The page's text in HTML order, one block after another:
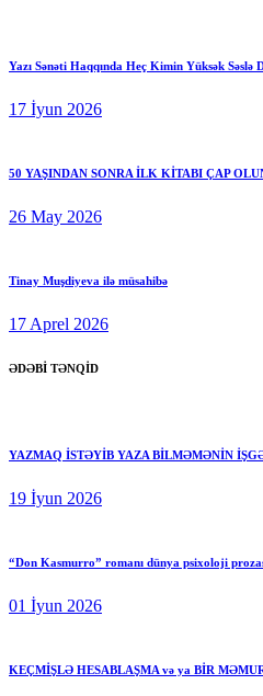
Yazı Sənəti Haqqında Heç Kimin Yüksək Səslə
17 İyun 2026
50 YAŞINDAN SONRA İLK KİTABI ÇAP
26 May 2026
Tinay Muşdiyeva ilə müsahibə
17 Aprel 2026
ƏDƏBİ TƏNQİD
YAZMAQ İSTƏYİB YAZA BİLMƏMƏNİN
19 İyun 2026
“Don Kasmurro” romanı dünya psixoloji
01 İyun 2026
KEÇMİŞLƏ HESABLAŞMA və ya BİR